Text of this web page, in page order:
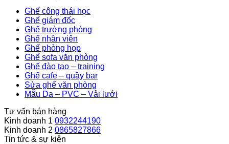
Ghế công thái học
Ghế giám đốc
Ghế trưởng phòng
Ghế nhân viên
Ghế phòng họp
Ghế sofa văn phòng
Ghế đào tạo – training
Ghế cafe – quầy bar
Sửa ghế văn phòng
Mẫu Da – PVC – Vải lưới
Tư vấn bán hàng
Kinh doanh 1 0932244190
Kinh doanh 2 0865827866
Tin tức & sự kiện